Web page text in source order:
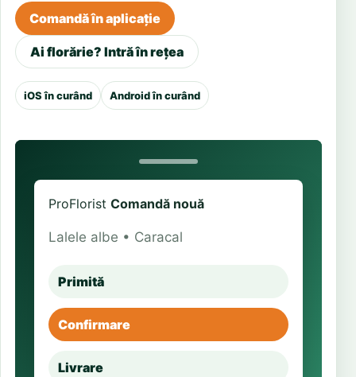
Comandă în aplicație
Ai florărie? Intră în rețea
iOS în curând Android în curând
ProFlorist Comandă nouă
Lalele albe • Caracal
Primită
Confirmare
Livrare